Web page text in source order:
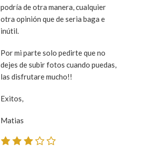
podría de otra manera, cualquier
otra opinión que de seria baga e
inútil.
Por mi parte solo pedirte que no
dejes de subir fotos cuando puedas,
las disfrutare mucho!!
Exitos,
Matias